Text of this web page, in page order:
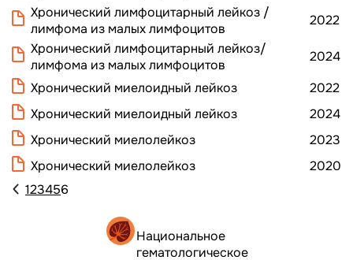
Хронический лимфоцитарный лейкоз /
лимфома из малых лимфоцитов
2022
Хронический лимфоцитарный лейкоз/
лимфома из малых лимфоцитов
2024
Хронический миелоидный лейкоз
2022
Хронический миелоидный лейкоз
2024
Хронический миелолейкоз
2023
Хронический миелолейкоз
2020
123456
Национальное
гематологическое